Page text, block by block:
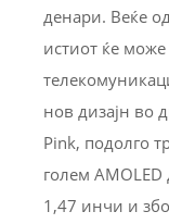
денари. Веќе
истиот ќе може
нов дизајн во
Pink, подолго
голем AMOLED
1,47 инчи и